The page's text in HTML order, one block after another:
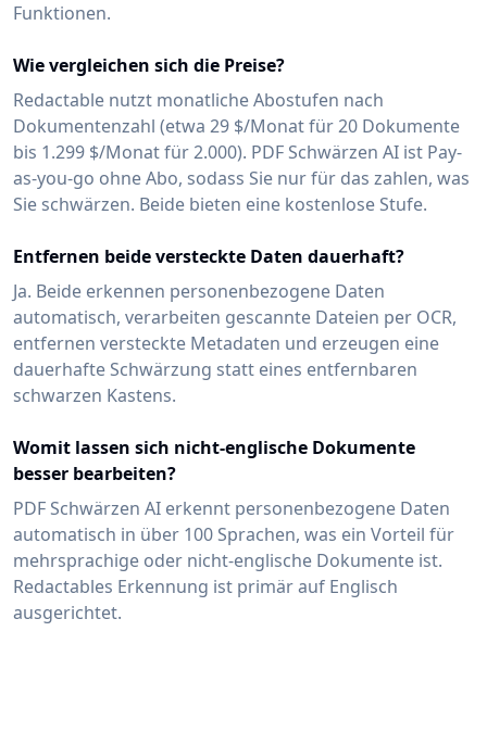
Funktionen.
Wie vergleichen sich die Preise?
Redactable nutzt monatliche Abostufen nach
Dokumentenzahl (etwa 29 $/Monat für 20 Dokumente
bis 1.299 $/Monat für 2.000). PDF Schwärzen AI ist Pay-
as-you-go ohne Abo, sodass Sie nur für das zahlen, was
Sie schwärzen. Beide bieten eine kostenlose Stufe.
Entfernen beide versteckte Daten dauerhaft?
Ja. Beide erkennen personenbezogene Daten
automatisch, verarbeiten gescannte Dateien per OCR,
entfernen versteckte Metadaten und erzeugen eine
dauerhafte Schwärzung statt eines entfernbaren
schwarzen Kastens.
Womit lassen sich nicht-englische Dokumente
besser bearbeiten?
PDF Schwärzen AI erkennt personenbezogene Daten
automatisch in über 100 Sprachen, was ein Vorteil für
mehrsprachige oder nicht-englische Dokumente ist.
Redactables Erkennung ist primär auf Englisch
ausgerichtet.